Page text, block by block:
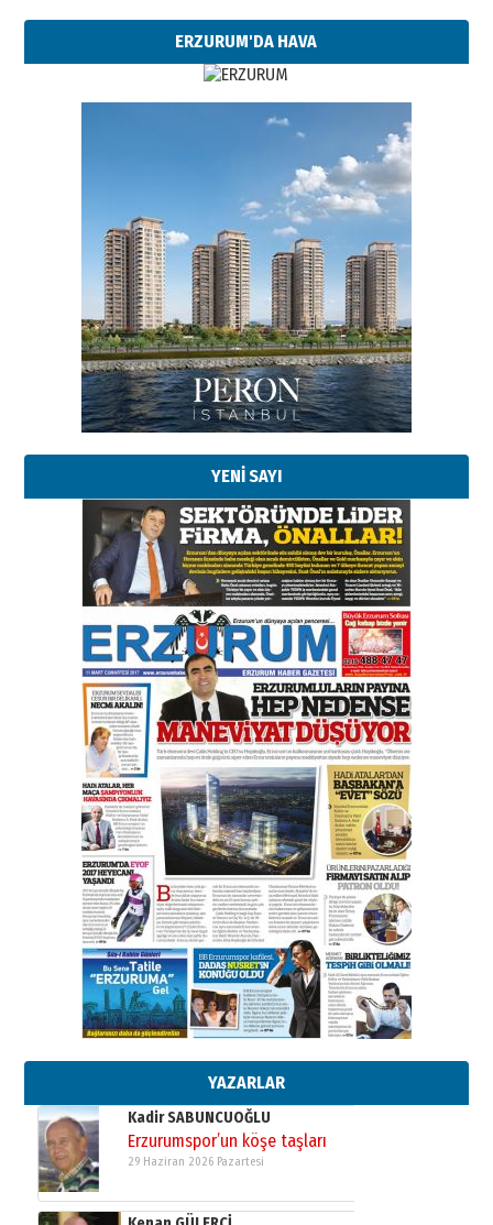
ERZURUM'DA HAVA
YENİ SAYI
YAZARLAR
Esat BİNDESEN
Başkan Sekmen’den Erzurum’a
bir vizyon proje daha!
02 Ağustos 2026 Pazar
Kadir SABUNCUOĞLU
Erzurumspor’un köşe taşları
29 Haziran 2026 Pazartesi
Kenan GÜLERCİ
Murat Şahsuvaroğlu ERKON’da
çıtayı yukarı taşırken,
yönetimdekiler aşağı
çekmemeli!
17 Şubat 2026 SalıOrhan BOZKURT
Bir fotoğraf, bir şehir, bir
gazeteci… Dizginler kimin
elinde?
31 Mart 2026 Salı
A. Berhan Yılmaz
BİR BÖLÜM DEĞİL, BİR ÖMÜR
SEÇİYORSUNUZ… “NEDEN
ATATÜRK ÜNİVERSİTESİ?”
28 Temmuz 2026 Salı
Ahmet Gökhan YAZICI
Ahmed Yesevi’den bir Alperen…
”Reisimiz” idi… Hakka yürüdü.!
26 Mart 2026 Perşembe
Cem Bakırcı
Ardında bıraktığı hatıralarıyla
gönül adamı Faruk Terzioğlu!
13 Mayıs 2026 Çarşamba
Esat BİNDESEN
Başkan Sekmen’den Erzurum’a
bir vizyon proje daha!
02 Ağustos 2026 Pazar
Kadir SABUNCUOĞLU
Erzurumspor’un köşe taşları
29 Haziran 2026 Pazartesi